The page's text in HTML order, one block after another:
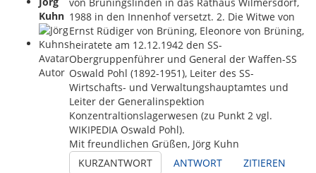
Kuhn
Autor
1988 in den Innenhof versetzt. 2. Die Witwe von
Ernst Rüdiger von Brüning, Eleonore von Brüning,
heiratete am 12.12.1942 den SS-
Obergruppenführer und General der Waffen-SS
Oswald Pohl (1892-1951), Leiter des SS-
Wirtschafts- und Verwaltungshauptamtes und
Leiter der Generalinspektion
Konzentraltionslagerwesen (zu Punkt 2 vgl.
WIKIPEDIA Oswald Pohl).
Mit freundlichen Grüßen, Jörg Kuhn
KURZANTWORT
ANTWORT ZITIEREN